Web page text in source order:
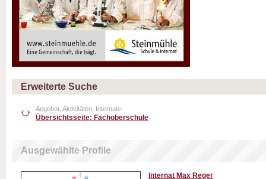
Erweiterte Suche
Angebot, Aktivitäten, Internate
Übersichtsseite: Fachoberschule
Ausgewählte Profile
Internat Max Reger